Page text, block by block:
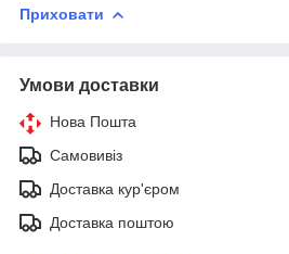
Приховати
Умови доставки
Нова Пошта
Самовивіз
Доставка кур'єром
Доставка поштою